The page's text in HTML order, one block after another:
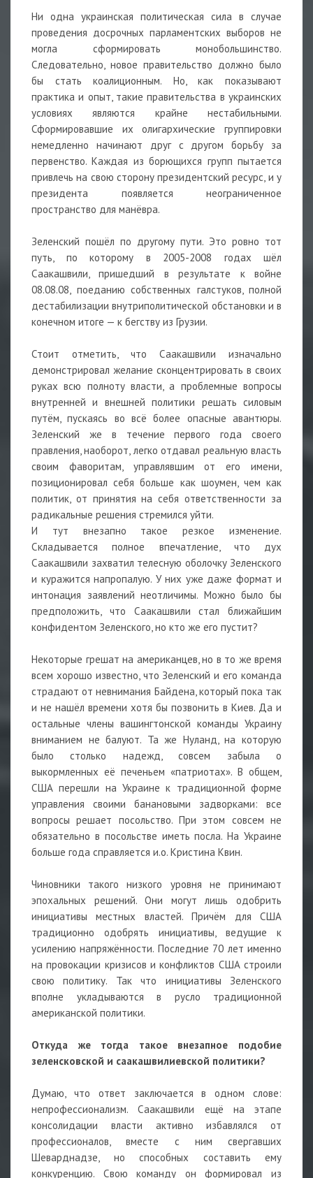
Ни одна украинская политическая сила в случае
проведения досрочных парламентских выборов не
могла сформировать монобольшинство.
Следовательно, новое правительство должно было
бы стать коалиционным. Но, как показывают
практика и опыт, такие правительства в украинских
условиях являются крайне нестабильными.
Сформировавшие их олигархические группировки
немедленно начинают друг с другом борьбу за
первенство. Каждая из борющихся групп пытается
привлечь на свою сторону президентский ресурс, и у
президента появляется неограниченное
пространство для манёвра.
Зеленский пошёл по другому пути. Это ровно тот
путь, по которому в 2005-2008 годах шёл
Саакашвили, пришедший в результате к войне
08.08.08, поеданию собственных галстуков, полной
дестабилизации внутриполитической обстановки и в
конечном итоге — к бегству из Грузии.
Стоит отметить, что Саакашвили изначально
демонстрировал желание сконцентрировать в своих
руках всю полноту власти, а проблемные вопросы
внутренней и внешней политики решать силовым
путём, пускаясь во всё более опасные авантюры.
Зеленский же в течение первого года своего
правления, наоборот, легко отдавал реальную власть
своим фаворитам, управлявшим от его имени,
позиционировал себя больше как шоумен, чем как
политик, от принятия на себя ответственности за
радикальные решения стремился уйти.
И тут внезапно такое резкое изменение.
Складывается полное впечатление, что дух
Саакашвили захватил телесную оболочку Зеленского
и куражится напропалую. У них уже даже формат и
интонация заявлений неотличимы. Можно было бы
предположить, что Саакашвили стал ближайшим
конфидентом Зеленского, но кто же его пустит?
Некоторые грешат на американцев, но в то же время
всем хорошо известно, что Зеленский и его команда
страдают от невнимания Байдена, который пока так
и не нашёл времени хотя бы позвонить в Киев. Да и
остальные члены вашингтонской команды Украину
вниманием не балуют. Та же Нуланд, на которую
было столько надежд, совсем забыла о
выкормленных её печеньем «патриотах». В общем,
США перешли на Украине к традиционной форме
управления своими банановыми задворками: все
вопросы решает посольство. При этом совсем не
обязательно в посольстве иметь посла. На Украине
больше года справляется и.о. Кристина Квин.
Чиновники такого низкого уровня не принимают
эпохальных решений. Они могут лишь одобрить
инициативы местных властей. Причём для США
традиционно одобрять инициативы, ведущие к
усилению напряжённости. Последние 70 лет именно
на провокации кризисов и конфликтов США строили
свою политику. Так что инициативы Зеленского
вполне укладываются в русло традиционной
американской политики.
Откуда же тогда такое внезапное подобие
зеленсковской и саакашвилиевской политики?
Думаю, что ответ заключается в одном слове:
непрофессионализм. Саакашвили ещё на этапе
консолидации власти активно избавлялся от
профессионалов, вместе с ним свергавших
Шеварднадзе, но способных составить ему
конкуренцию. Свою команду он формировал из